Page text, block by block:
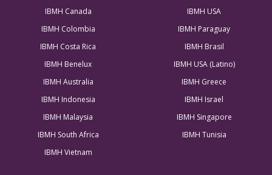
IBMH Canada
IBMH USA
IBMH Colombia
IBMH Paraguay
IBMH Costa Rica
IBMH Brasil
IBMH Benelux
IBMH USA (Latino)
IBMH Australia
IBMH Greece
IBMH Indonesia
IBMH Israel
IBMH Malaysia
IBMH Singapore
IBMH South Africa
IBMH Tunisia
IBMH Vietnam